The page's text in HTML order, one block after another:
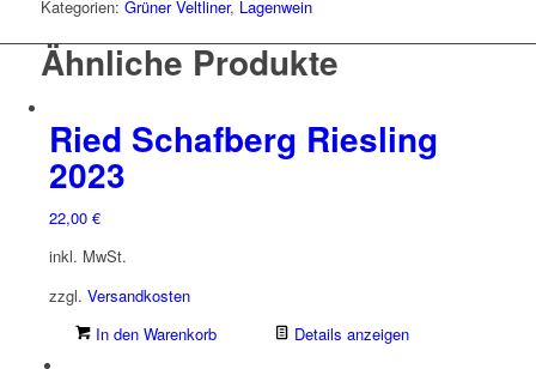
Kategorien: Grüner Veltliner, Lagenwein
Ähnliche Produkte
Ried Schafberg Riesling
2023
22,00 €
inkl. MwSt.
zzgl. Versandkosten
In den Warenkorb
Details anzeigen